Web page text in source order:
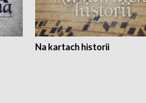
Na kartach historii